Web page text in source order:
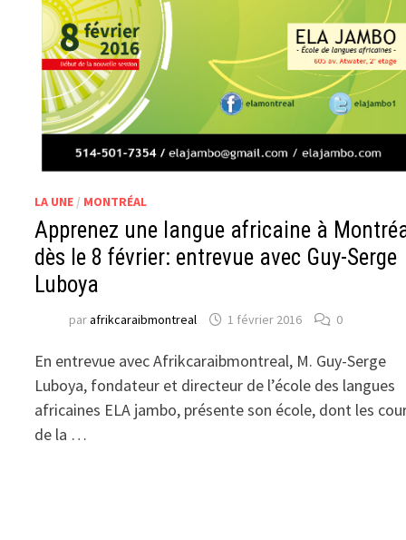
LA UNE / MONTRÉAL
Apprenez une langue africaine à
dès le 8 février: entrevue avec Guy-Serge
Luboya
parafrikcaraibmontreal 1 février 2016 0
En entrevue avec Afrikcaraibmontreal, M. Guy-Serge
Luboya, fondateur et directeur de l’école des langues
africaines ELA jambo, présente son école, dont les
de la …